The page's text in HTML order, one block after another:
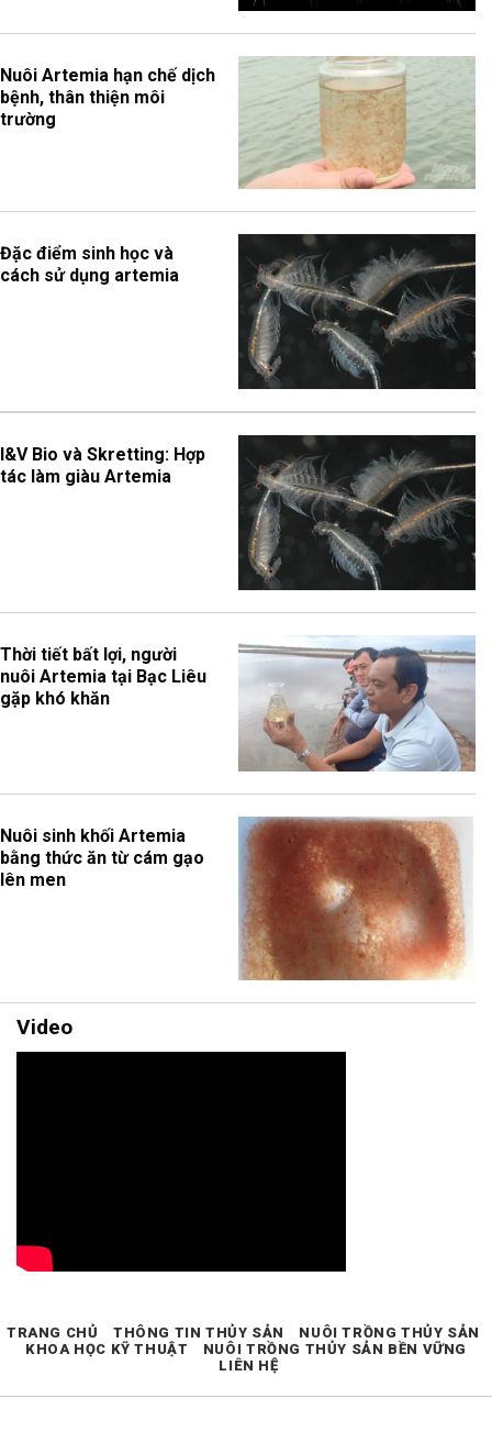
Nuôi Artemia hạn chế dịch
bệnh, thân thiện môi
trường
Đặc điểm sinh học và
cách sử dụng artemia
I&V Bio và Skretting: Hợp
tác làm giàu Artemia
Thời tiết bất lợi, người
nuôi Artemia tại Bạc Liêu
gặp khó khăn
Nuôi sinh khối Artemia
bằng thức ăn từ cám gạo
lên men
Video
TRANG CHỦ THÔNG TIN THỦY SẢN
NUÔI TRỒNG THỦY SẢN
KHOA HỌC KỸ THUẬT
NUÔI TRỒNG THỦY SẢN BỀN VỮNG
LIÊN HỆ